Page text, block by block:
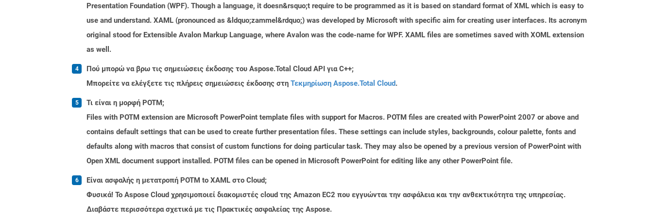
Presentation Foundation (WPF). Though a language, it doesn&rsquo;t require to be programmed as it is based on standard format of XML which is easy to
use and understand. XAML (pronounced as &ldquo;zammel&rdquo;) was developed by Microsoft with specific aim for creating user interfaces. Its acronym
original stood for Extensible Avalon Markup Language, where Avalon was the code-name for WPF. XAML files are sometimes saved with XOML extension
as well.
Πού μπορώ να βρω τις σημειώσεις έκδοσης του Aspose.Total Cloud API για C++;
Μπορείτε να ελέγξετε τις πλήρεις σημειώσεις έκδοσης στη Τεκμηρίωση Aspose.Total Cloud.
Τι είναι η μορφή POTM;
Files with POTM extension are Microsoft PowerPoint template files with support for Macros. POTM files are created with PowerPoint 2007 or above and
contains default settings that can be used to create further presentation files. These settings can include styles, backgrounds, colour palette, fonts and
defaults along with macros that consist of custom functions for doing particular task. They may also be opened by a previous version of PowerPoint with
Open XML document support installed. POTM files can be opened in Microsoft PowerPoint for editing like any other PowerPoint file.
Είναι ασφαλής η μετατροπή POTM to XAML στο Cloud;
Φυσικά! Το Aspose Cloud χρησιμοποιεί διακομιστές cloud της Amazon EC2 που εγγυώνται την ασφάλεια και την ανθεκτικότητα της υπηρεσίας.
Διαβάστε περισσότερα σχετικά με τις Πρακτικές ασφαλείας της Aspose.